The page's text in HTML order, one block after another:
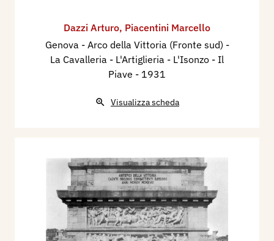
Dazzi Arturo, Piacentini Marcello
Genova - Arco della Vittoria (Fronte sud) -
La Cavalleria - L'Artiglieria - L'Isonzo - Il
Piave - 1931
Visualizza scheda